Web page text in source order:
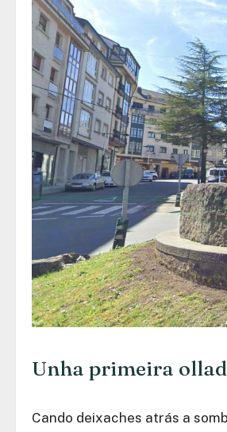
Unha primeira
Cando deixaches atrás a